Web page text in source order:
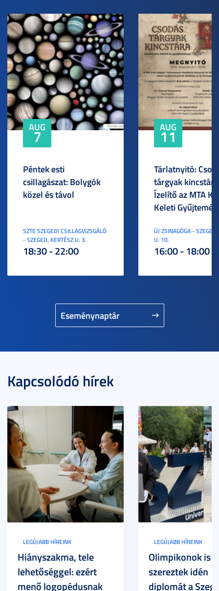
Eseménynaptár
AUG
7
Péntek esti
csillagászat: Bolygók
közel és távol
SZTE SZEGEDI CSILLAGVIZSGÁLÓ
- SZEGED, KERTÉSZ U. 3.
18:30 - 22:00
AUG
11
Tárlatnyitó:
tárgyak
Ízelítő az MTA
Keleti
ÚJ ZSINAGÓGA -
U. 10.
16:00 - 18:00
Kapcsolódó hírek
LEGÚJABB HÍREINK
Hiányszakma, tele
lehetőséggel: ezért
menő logopédusnak
LEGÚJABB HÍREINK
Olimpikonok is
szereztek idén
diplomát a